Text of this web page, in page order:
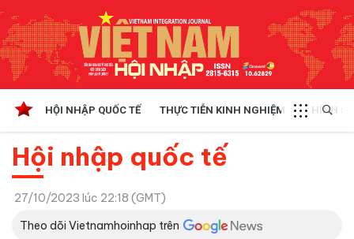
HỘI NHẬP QUỐC TẾ THỰC TIỄN KINH NGHIỆM CHÍNH
Hội nhập quốc tế
27/10/2023 lúc 22:18 (GMT)
Theo dõi Vietnamhoinhap trên